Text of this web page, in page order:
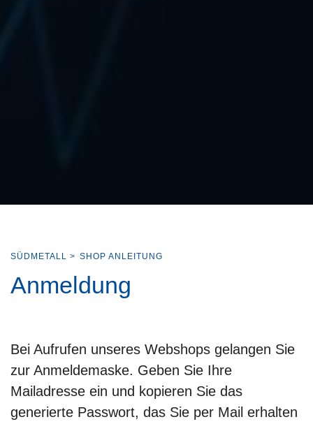
SÜDMETALL > SHOP ANLEITUNG
Anmeldung
Bei Aufrufen unseres Webshops gelangen Sie
zur Anmeldemaske. Geben Sie Ihre
Mailadresse ein und kopieren Sie das
generierte Passwort, das Sie per Mail erhalten